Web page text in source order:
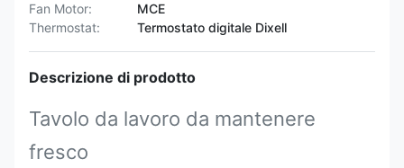
Fan Motor:
MCE
Thermostat:
Termostato digitale Dixell
Descrizione di prodotto
Tavolo da lavoro da mantenere
fresco